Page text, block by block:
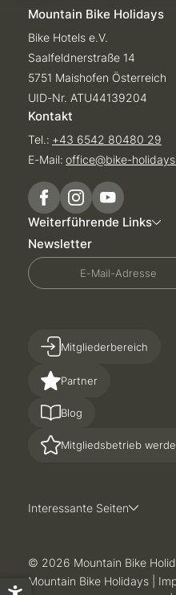
Mountain Bike Holidays
Bike Hotels e.V.
Saalfeldnerstraße 14
5751 Maishofen Österreich
UID-Nr. ATU44139204
Kontakt
Tel.: +43 6542 80480 29
E-Mail: office@bike-holidays.
Weiterführende Links
Newsletter
E-Mail-Adresse
Partner
Blog
Mitgliedsbetrieb
Mitgliederbereich
Interessante Seiten
© 2026 Mountain Bike
Mountain Bike Holidays